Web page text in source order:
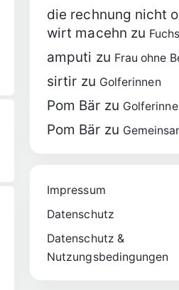
die rechnung nicht
wirt macehn zu
amputi zu Frau ohne
sirtir zu Golferinnen
Pom Bär zu
Pom Bär zu
Impressum
Datenschutz
Datenschutz &
Nutzungsbedingungen